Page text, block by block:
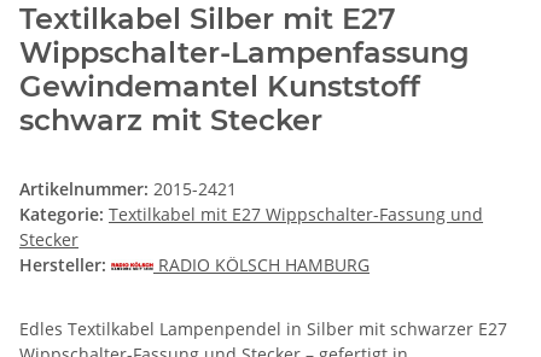
Textilkabel Silber mit E27
Wippschalter-Lampenfassung
Gewindemantel Kunststoff
schwarz mit Stecker
Artikelnummer: 2015-2421
Kategorie: Textilkabel mit E27 Wippschalter-Fassung und
Stecker
Hersteller:
RADIO KÖLSCH HAMBURG
Edles Textilkabel Lampenpendel in Silber mit schwarzer E27